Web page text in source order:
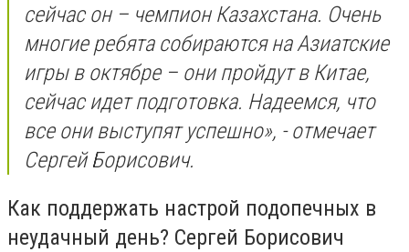
сейчас он – чемпион Казахстана. Очень
многие ребята собираются на Азиатские
игры в октябре – они пройдут в Китае,
сейчас идет подготовка. Надеемся, что
все они выступят успешно», - отмечает
Сергей Борисович.
Как поддержать настрой подопечных в
неудачный день? Сергей Борисович